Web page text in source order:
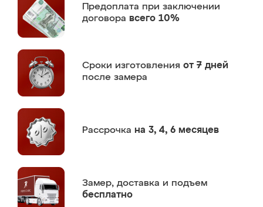
Предоплата при заключении
договора всего 10%
Сроки изготовления от 7 дней
после замера
Рассрочка на 3, 4, 6 месяцев
Замер, доставка и подъем
бесплатно